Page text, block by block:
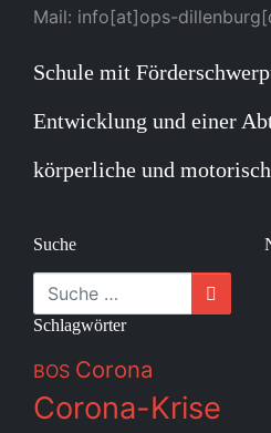
Mail: info[at]ops-
Schule mit
Entwicklung und einer
körperliche und
Suche
Suche
Schlagwörter
BOS Corona
Corona-Krise